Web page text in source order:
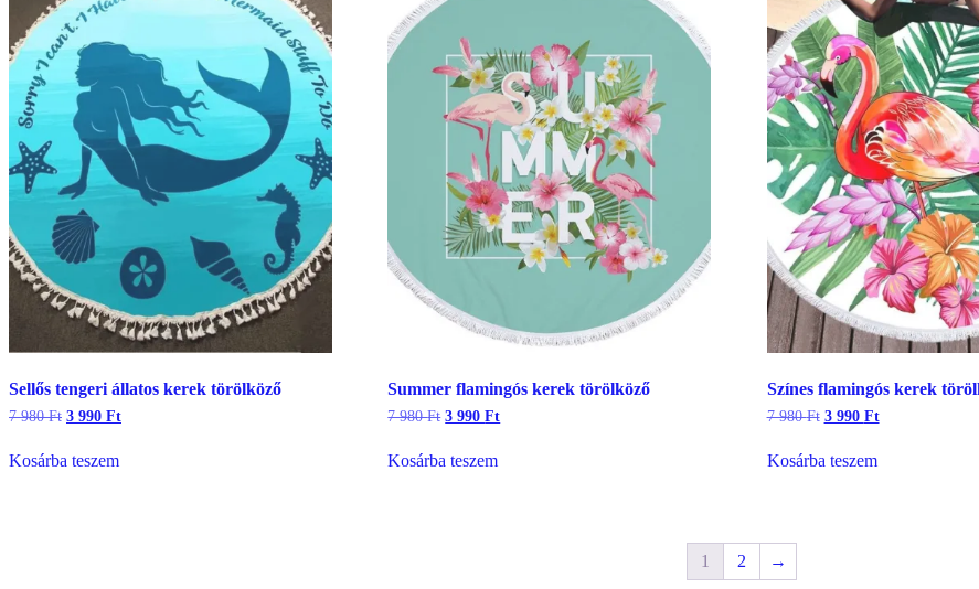
Sellős tengeri állatos kerek törölköző
7 980Ft Original
7
3 990 FtCurrent
Kosárba teszem
Summer flamingós kerek törölköző
7 980Ft Original
7
3 990FtCurrent
Kosárba teszem
Színes flamingós kerek
7 980Ft Original
7
3 990 FtCurrent
Kosárba teszem
1 2 →